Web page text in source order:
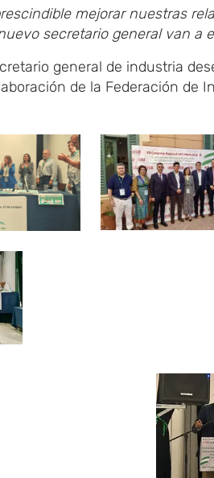
mejorar nuestras
secretario general van a
general de industria
de la Federación de